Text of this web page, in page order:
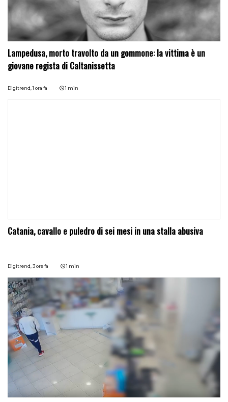
Lampedusa, morto travolto da un gommone: la vittima è un
giovane regista di Caltanissetta
Digitrend,1 ora fa 1 min
Catania, cavallo e puledro di sei mesi in una stalla abusiva
Digitrend,3 ore fa 1 min